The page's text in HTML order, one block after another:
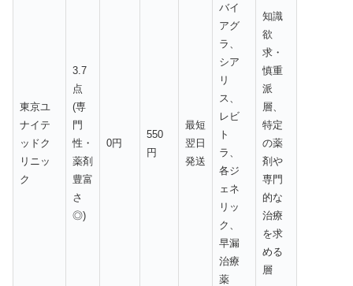
東京ユ
ナイテ
ッドク
リニッ
ク
3.7
点
(専
門
性・
薬剤
豊富
さ
◎)
0円
550
円
最短
翌日
発送
バイ
アグ
ラ、
シア
リ
ス、
レビ
ト
ラ、
各ジ
ェネ
リッ
ク、
早漏
治療
薬
知識
欲
求・
慎重
派
層、
特定
の薬
剤や
専門
的な
治療
を求
める
層